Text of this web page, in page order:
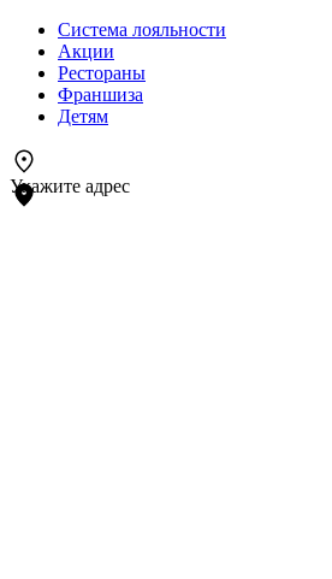
Система лояльности
Акции
Рестораны
Франшиза
Детям
Укажите адрес